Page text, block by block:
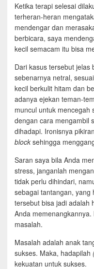
Ketika terapi selesai
terheran-heran
mendengar dan
berbicara, saya
kecil semacam itu bisa
Dari kasus tersebut jelas
sebenarnya netral,
kecil berkulit hitam dan
adanya ejekan teman-
muncul untuk mencegah
dengan cara mengambil
dihadapi. Ironisnya
block sehingga
Saran saya bila Anda
stress, janganlah
tidak perlu dihindari,
sebagai tantangan, yang
tersebut bisa jadi adalah
Anda
masalah.
Masalah adalah anak
sukses. Maka, hadapilah
kekuatan untuk sukses.